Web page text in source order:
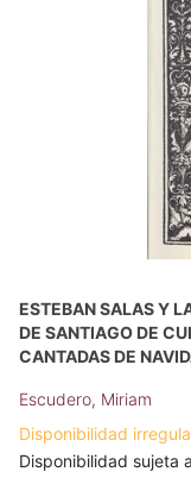
ESTEBAN SALAS Y
DE SANTIAGO DE
CANTADAS DE
Escudero, Miriam
Disponibilidad
Disponibilidad sujeta